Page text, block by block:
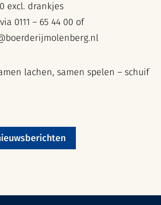
excl. drankjes
0111 – 65 44 00 of
lachen, samen spelen – schuif